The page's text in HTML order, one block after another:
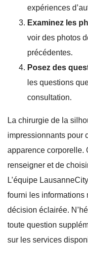
expériences
Examinez les
voir des photos
précédentes.
Posez des
les questions
consultation.
La chirurgie de la
impressionnants pour
apparence corporelle.
renseigner et de
L’équipe
fourni les informations
décision éclairée.
toute question
sur les services